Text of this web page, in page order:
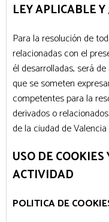
LEY APLICABLE Y
Para la resolución de
relacionadas con el
él desarrolladas, será
que se someten
competentes para la
derivados o
de la ciudad de Valencia
USO DE
ACTIVIDAD
POLITICA DE